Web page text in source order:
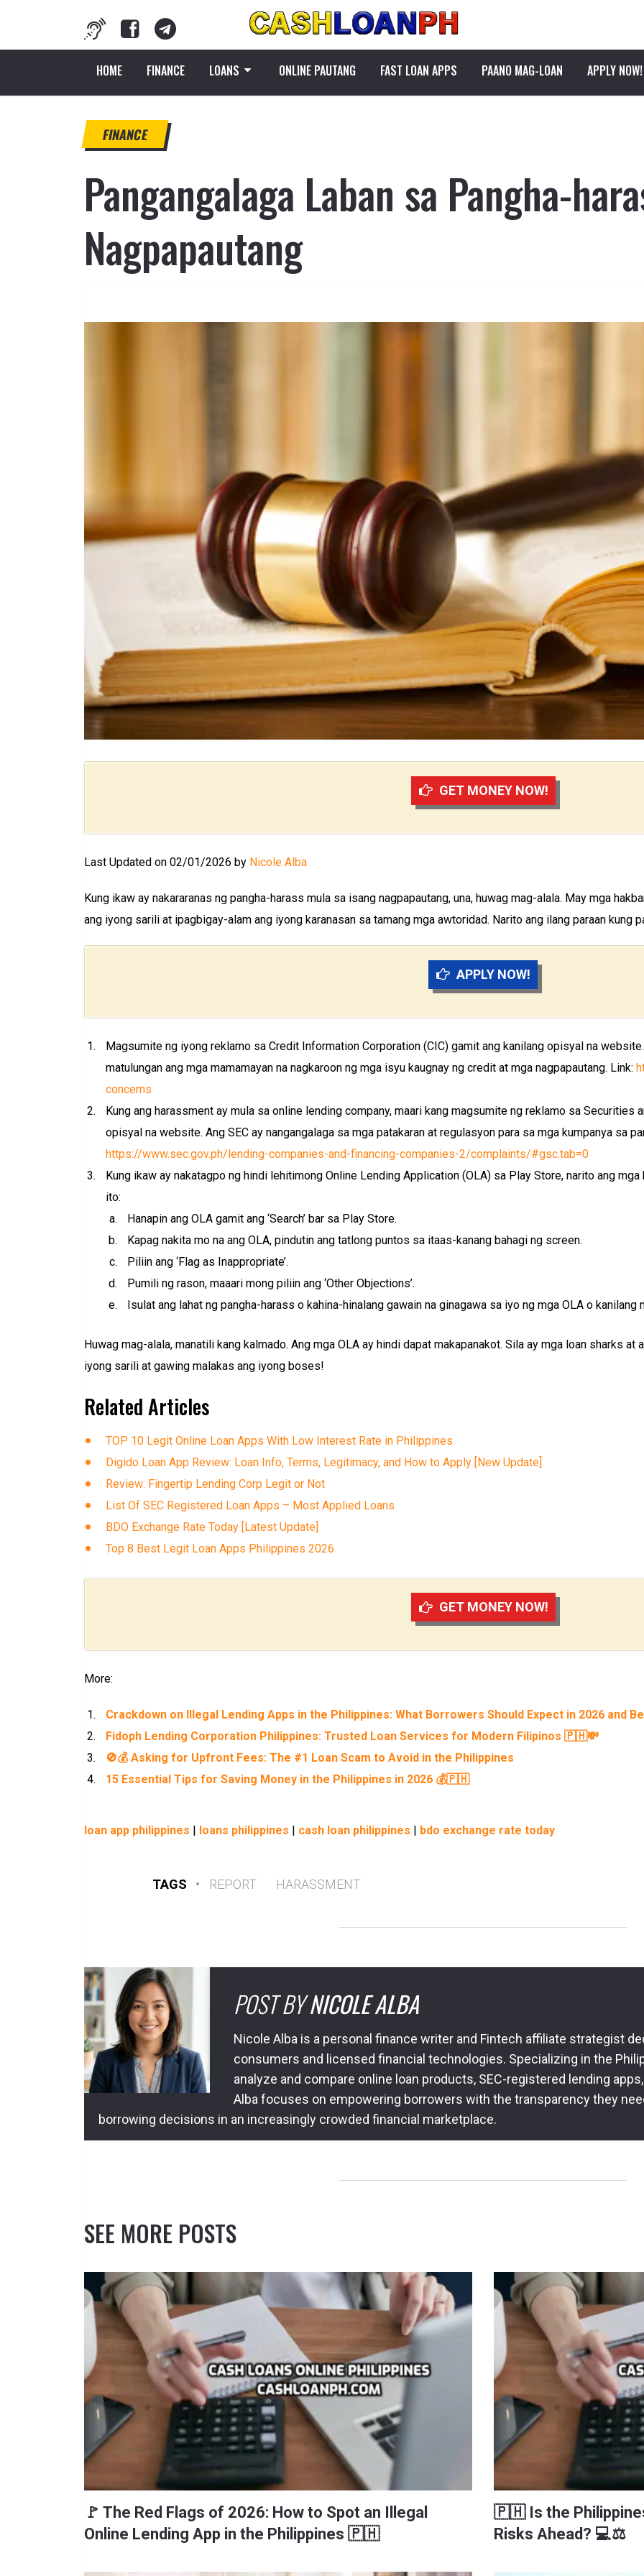
HOME FINANCE LOANS ONLINE PAUTANG FAST LOAN APPS PAANO MAG-LOAN APPLY NOW!
FINANCE
Pangangalaga Laban sa Pangha-
Nagpapautang
GET MONEY NOW!
Last Updated on 02/01/2026 by Nicole Alba
Kung ikaw ay nakararanas ng pangha-harass mula sa isang nagpapautang, una, huwag mag-alala. May mga
ang iyong sarili at ipagbigay-alam ang iyong karanasan sa tamang mga awtoridad. Narito ang ilang paraan kung
APPLY NOW!
Magsumite ng iyong reklamo sa Credit Information Corporation (CIC) gamit ang kanilang opisyal na
matulungan ang mga mamamayan na nagkaroon ng mga isyu kaugnay ng credit at mga nagpapautang. Link:
concerns
Kung ang harassment ay mula sa online lending company, maari kang magsumite ng reklamo sa Securities
opisyal na website. Ang SEC ay nangangalaga sa mga patakaran at regulasyon para sa mga kumpanya sa
https://www.sec.gov.ph/lending-companies-and-financing-companies-2/complaints/#gsc.tab=0
Kung ikaw ay nakatagpo ng hindi lehitimong Online Lending Application (OLA) sa Play Store, narito ang
ito:
Hanapin ang OLA gamit ang ‘Search’ bar sa Play Store.
Kapag nakita mo na ang OLA, pindutin ang tatlong puntos sa itaas-kanang bahagi ng screen.
Piliin ang ‘Flag as Inappropriate’.
Pumili ng rason, maaari mong piliin ang ‘Other Objections’.
Isulat ang lahat ng pangha-harass o kahina-hinalang gawain na ginagawa sa iyo ng mga OLA o kanilang
Huwag mag-alala, manatili kang kalmado. Ang mga OLA ay hindi dapat makapanakot. Sila ay mga loan sharks
iyong sarili at gawing malakas ang iyong boses!
Related Articles
TOP 10 Legit Online Loan Apps With Low Interest Rate in Philippines
Digido Loan App Review: Loan Info, Terms, Legitimacy, and How to Apply [New Update]
Review: Fingertip Lending Corp Legit or Not
List Of SEC Registered Loan Apps – Most Applied Loans
BDO Exchange Rate Today [Latest Update]
Top 8 Best Legit Loan Apps Philippines 2026
GET MONEY NOW!
More:
Crackdown on Illegal Lending Apps in the Philippines: What Borrowers Should Expect in 2026 and
Fidoph Lending Corporation Philippines: Trusted Loan Services for Modern Filipinos 🇵🇭💸
🚫💰 Asking for Upfront Fees: The #1 Loan Scam to Avoid in the Philippines
15 Essential Tips for Saving Money in the Philippines in 2026 💰🇵🇭
loan app philippines loans philippines cash loan philippines bdo exchange rate today
TAGS • REPORT HARASSMENT
POST BYNICOLE ALBA
Nicole Alba is a personal finance writer and Fintech affiliate strategist
consumers and licensed financial technologies. Specializing in the
analyze and compare online loan products, SEC-registered lending
Alba focuses on empowering borrowers with the transparency they
borrowing decisions in an increasingly crowded financial marketplace.
SEE MORE POSTS
🚩 The Red Flags of 2026: How to Spot an Illegal
Online Lending App in the Philippines 🇵🇭
🇵🇭 Is the
Risks Ahead? 💻⚖️